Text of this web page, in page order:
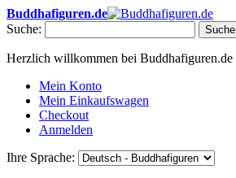
Buddhafiguren.de
Suche:
Suche
Herzlich willkommen bei Buddhafiguren.de
Mein Konto
Mein Einkaufswagen
Checkout
Anmelden
Ihre Sprache: